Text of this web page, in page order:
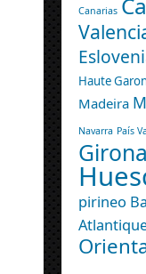
Canarias
Haute
Madeira
Navarra País
Girona
pirineo